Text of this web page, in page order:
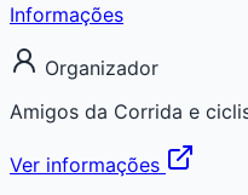
Informações
Organizador
Amigos da Corrida e
Ver informações